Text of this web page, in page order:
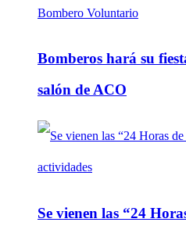
Bomberos hará su
salón de ACO
Se vienen las “24